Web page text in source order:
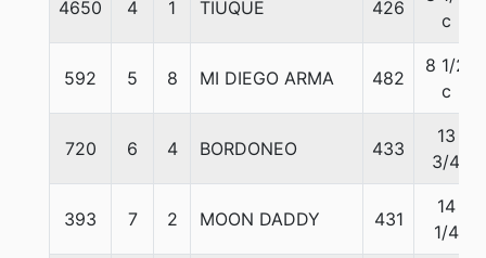
4650 4 1 TIUQUE 426
c
592 5 8 MI DIEGO ARMA 482
8 1/2
c
720 6 4 BORDONEO 433
13
3/4
393 7 2 MOON DADDY 431
14
1/4